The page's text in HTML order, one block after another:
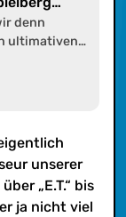
denn
ultimativen
„E.T.“ bis zu
hat er ja nicht
und sein
wie wir so
zerreden.
unserer
„E.T.“ bis
ja nicht viel